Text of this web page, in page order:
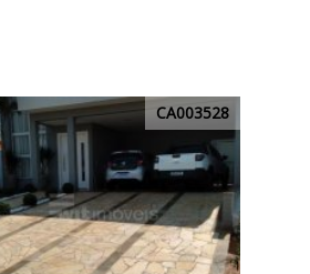
CA003528